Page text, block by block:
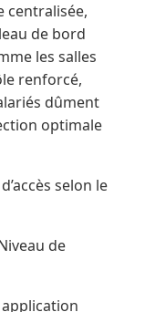
centralisée,
de bord
les salles
renforcé,
dûment
optimale
selon le
de